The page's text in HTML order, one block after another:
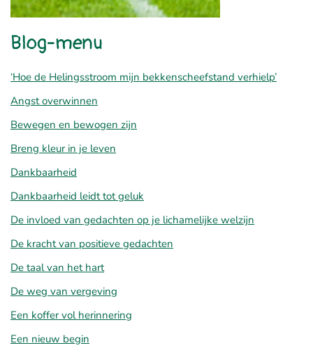
Blog-menu
‘Hoe de Helingsstroom mijn bekkenscheefstand verhielp’
Angst overwinnen
Bewegen en bewogen zijn
Breng kleur in je leven
Dankbaarheid
Dankbaarheid leidt tot geluk
De invloed van gedachten op je lichamelijke welzijn
De kracht van positieve gedachten
De taal van het hart
De weg van vergeving
Een koffer vol herinnering
Een nieuw begin